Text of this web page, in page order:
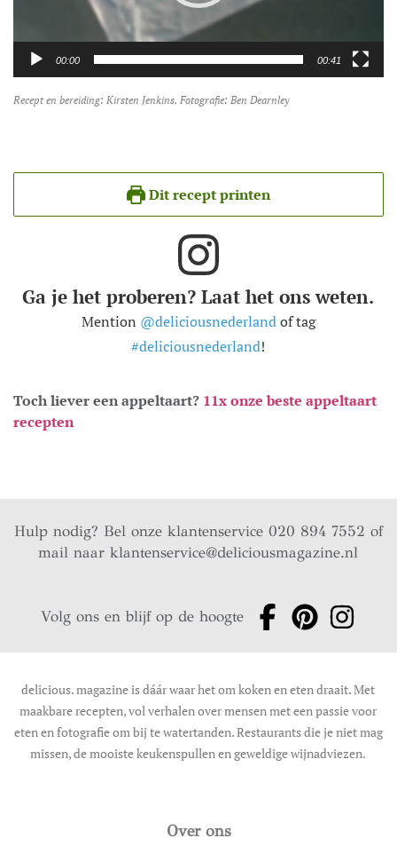
00:00 00:41
Recept en bereiding: Kirsten Jenkins. Fotografie: Ben Dearnley
Dit recept printen
Ga je het proberen? Laat het ons weten.
Mention @deliciousnederlandof tag
#deliciousnederland!
Toch liever een appeltaart? 11x onze beste appeltaart
recepten
Hulp nodig? Bel onze klantenservice 020 894 7552 of
mail naarklantenservice@deliciousmagazine.nl
Volg ons en blijf op de hoogte
delicious. magazine is dáár waar het om koken en eten draait. Met
maakbare recepten, vol verhalen over mensen met een passie voor
eten en fotografie om bij te watertanden. Restaurants die je niet mag
missen, de mooiste keukenspullen en geweldige wijnadviezen.
Over ons